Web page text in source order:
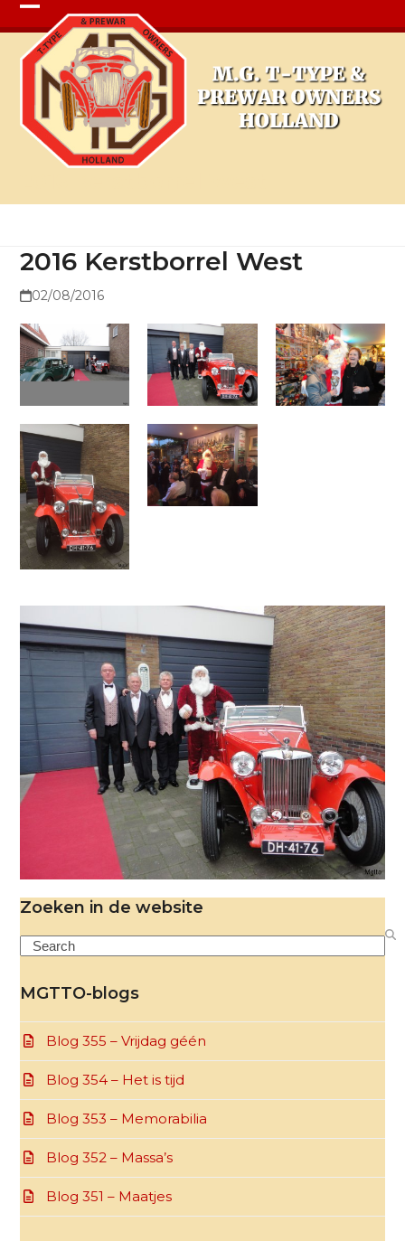
Open
mobile
menu
Close
mobile
menu
2016 Kerstborrel West
02/08/2016
Zoeken in de website
Search
MGTTO-blogs
Blog 355 – Vrijdag géén
Blog 354 – Het is tijd
Blog 353 – Memorabilia
Blog 352 – Massa’s
Blog 351 – Maatjes